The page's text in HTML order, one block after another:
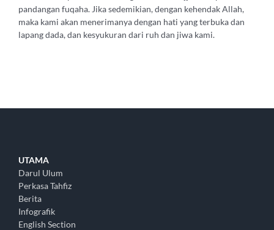
pandangan fuqaha. Jika sedemikian, dengan kehendak Allah,
maka kami akan menerimanya dengan hati yang terbuka dan
lapang dada, dan kesyukuran dari ruh dan jiwa kami.
UTAMA
Darul Ulum
Perkasa Tahfiz
Berita
Infografik
English Section